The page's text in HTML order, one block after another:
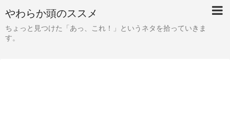
やわらか頭のススメ
ちょっと見つけた「あっ、これ！」というネタを拾っていきま
す。